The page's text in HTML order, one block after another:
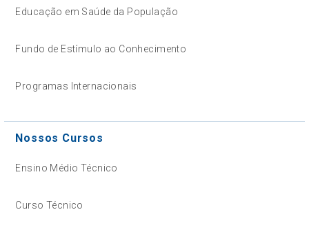
Educação em Saúde da População
Fundo de Estímulo ao Conhecimento
Programas Internacionais
Nossos Cursos
Ensino Médio Técnico
Curso Técnico